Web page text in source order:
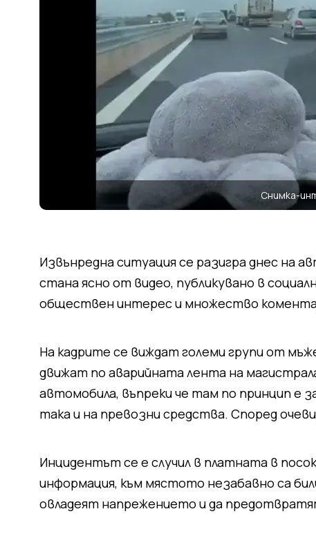
Снимка-
Извънредна ситуация се разигра днес на
стана ясно от видео, публикувано в
обществен интерес и множество
На кадрите се виждат големи групи от
движат по аварийната лента на
автомобила, въпреки че там по принцип е
така и на превозни средства. Според
Инцидентът се е случил в платната в
информация, към мястото незабавно са
овладеят напрежението и да